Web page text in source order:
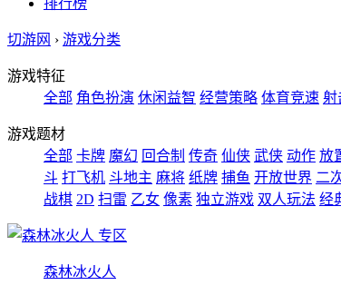
排行榜
切游网 › 游戏分类
游戏特征
全部 角色扮演 休闲益智 经营策略 体育竞速 射
游戏题材
全部 卡牌 魔幻 回合制 传奇 仙侠 武侠 动作 放
斗 打飞机 斗地主 麻将 纸牌 捕鱼 开放世界 二
战棋 2D 扫雷 乙女 像素 独立游戏 双人玩法 经
专区
森林冰火人